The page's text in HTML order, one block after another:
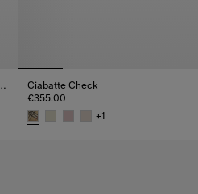
cotone Check
Ciabatte Check
€355.00
+1